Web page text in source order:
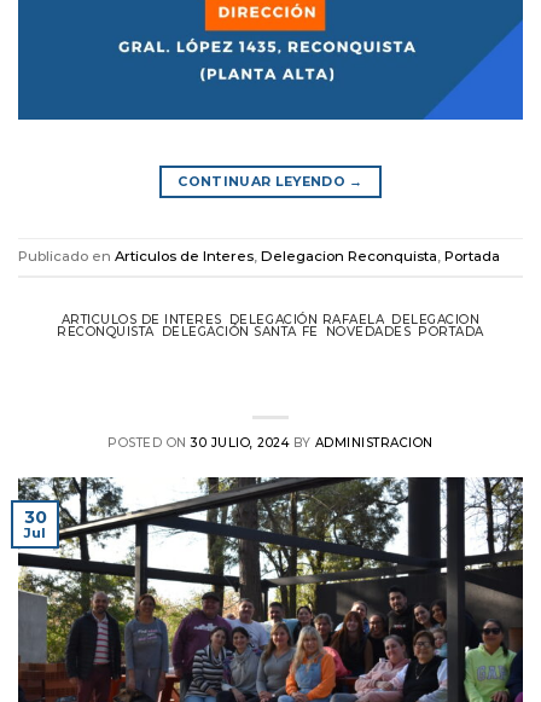
CONTINUAR LEYENDO →
Publicado en Articulos de Interes, Delegacion Reconquista, Portada
ARTICULOS DE INTERES DELEGACIÓN RAFAELA DELEGACION
RECONQUISTA, DELEGACIÓN SANTA FE NOVEDADES PORTADA
POSTED ON30 JULIO, 2024 BY ADMINISTRACION
30
Jul